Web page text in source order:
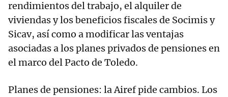
rendimientos del trabajo, el alquiler de
viviendas y los beneficios fiscales de Socimis y
Sicav, así como a modificar las ventajas
asociadas a los planes privados de pensiones en
el marco del Pacto de Toledo.
Planes de pensiones: la Airef pide cambios. Los